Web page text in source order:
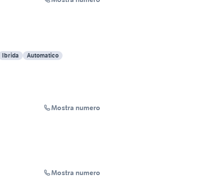
Ibrida Automatico
Mostra numero
Mostra numero